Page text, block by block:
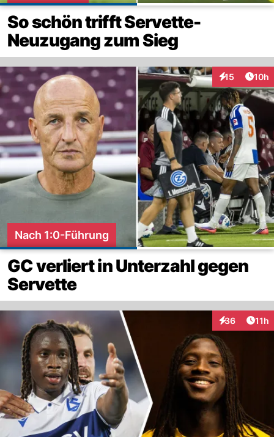
So schön trifft Servette-
Neuzugang zum Sieg
15
Interaktionen
10h
Nach 1:0-Führung
GC verliert in Unterzahl gegen
Servette
36
Interaktionen
11h